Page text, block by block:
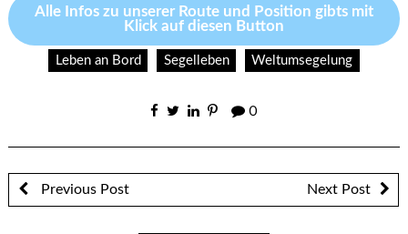
Alle Infos zu unserer Route und Position gibts mit
Klick auf diesen Button
Leben an Bord Segelleben Weltumsegelung
0
Previous Post Next Post